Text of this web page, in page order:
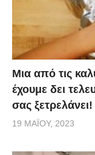
Μια από τις
έχουμε δει
σας ξετρελάνει!
19 ΜΑΪ́ΟΥ, 2023